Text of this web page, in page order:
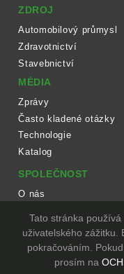
ZDROJ
Automobilový průmysl
Zdravotnictví
Stavebnictví
MÉDIA
Zprávy
Často kladené otázky
Technologie
Katalog
SPOLEČNOST
O nás
Zařízení
KONTAKT
Tato stránka
uživatelského zážitku.
pokračováním.
prosím na